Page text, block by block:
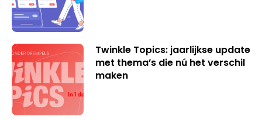
Twinkle Topics: jaarlijkse update
met thema’s die nú het verschil
maken